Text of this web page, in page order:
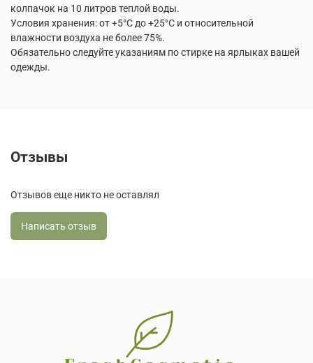
колпачок на 10 литров теплой воды.
Условия хранения: от +5°С до +25°С и относительной
влажности воздуха не более 75%.
Обязательно следуйте указаниям по стирке на ярлыках вашей
одежды.
Отзывы
Отзывов еще никто не оставлял
Написать отзыв